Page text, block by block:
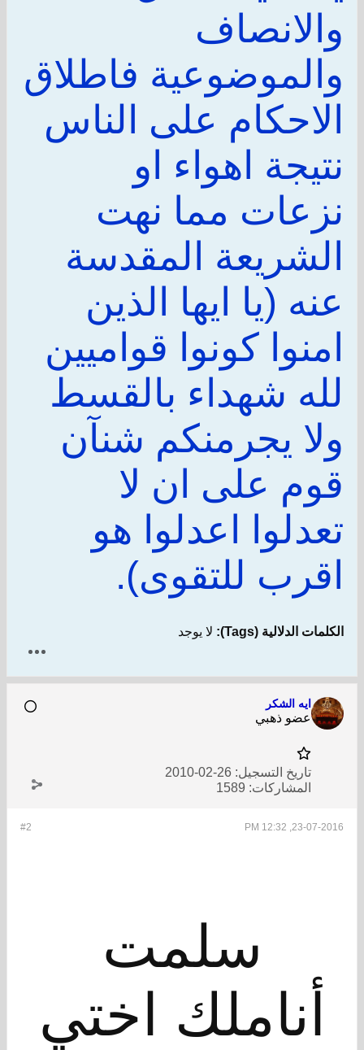
والانصاف
والموضوعية فاطلاق
الاحكام على الناس
نتيجة اهواء او
نزعات مما نهت
الشريعة المقدسة
عنه (يا ايها الذين
امنوا كونوا قواميين
لله شهداء بالقسط
ولا يجرمنكم شنآن
قوم على ان لا
تعدلوا اعدلوا هو
اقرب للتقوى).
الكلمات الدلالية (Tags): لا يوجد
ايه الشكر
عضو ذهبي
تاريخ التسجيل: 26-02-2010
المشاركات: 1589
#2 23-07-2016, 12:32 PM
سلمت
أناملك اختي